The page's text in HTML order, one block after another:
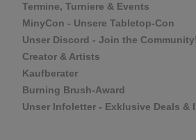
Termine, Turniere & Events
MinyCon - Unsere Tabletop-Con
Unser Discord - Join the Community!
Creator & Artists
Kaufberater
Burning Brush-Award
Unser Infoletter - Exklusive Deals &